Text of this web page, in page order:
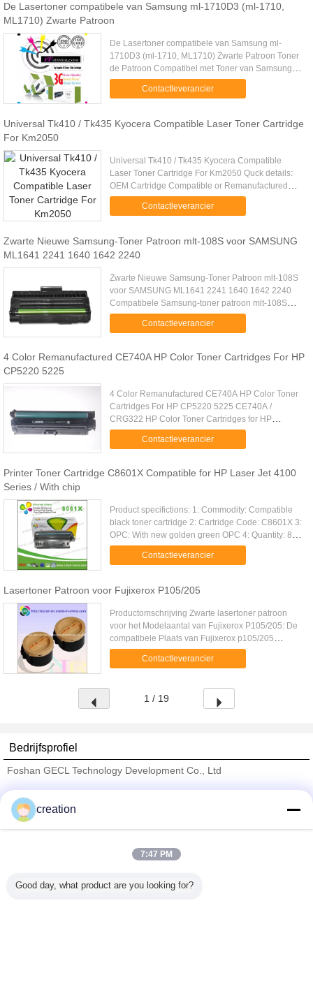
De Lasertoner compatibele van Samsung ml-1710D3 (ml-1710,
ML1710) Zwarte Patroon
De Lasertoner compatibele van Samsung ml-
1710D3 (ml-1710, ML1710) Zwarte Patroon Toner
de Patroon Compatibel met Toner van Samsung
ml-1710D3 is beschikbaar rond aan u bij één van
de beste prijzen. Elke toner ...
Contactleverancier
Universal Tk410 / Tk435 Kyocera Compatible Laser Toner Cartridge
For Km2050
Universal Tk410 / Tk435 Kyocera Compatible
Laser Toner Cartridge For Km2050 Quck details:
OEM Cartridge Compatible or Remanufactured
Color Page Yield For use in TK-410 Compatible
BK 15000P Kyocera KM-1620/ 2020...
Contactleverancier
Zwarte Nieuwe Samsung-Toner Patroon mlt-108S voor SAMSUNG
ML1641 2241 1640 1642 2240
Zwarte Nieuwe Samsung-Toner Patroon mlt-108S
voor SAMSUNG ML1641 2241 1640 1642 2240
Compatibele Samsung-toner patroon mlt-108S
voor SAMSUNG ml-1641/2241/1640/1642/2240
Beschrijving: Basisinformatie: Compatibel...
Contactleverancier
4 Color Remanufactured CE740A HP Color Toner Cartridges For HP
CP5220 5225
4 Color Remanufactured CE740A HP Color Toner
Cartridges For HP CP5220 5225 CE740A /
CRG322 HP Color Toner Cartridges for HP
CP5220 / 5225 A: Basic information: 1: Compatible
new toner cartridge for HP 2: ...
Contactleverancier
Printer Toner Cartridge C8601X Compatible for HP Laser Jet 4100
Series / With chip
Product specifictions: 1: Commodity: Compatible
black toner cartridge 2: Cartridge Code: C8601X 3:
OPC: With new golden green OPC 4: Quantity: 8
pieces for one carton 5: Defective Rate: Less than
0.7% 6: ...Contactleverancier
Lasertoner Patroon voor Fujixerox P105/205
Productomschrijving Zwarte lasertoner patroon
voor het Modelaantal van Fujixerox P105/205: De
compatibele Plaats van Fujixerox p105/205
m105/205 van Oorsprong: Van Guangdong, China
(Vasteland) het Compatibele ...
Contactleverancier
1 / 19
Bedrijfsprofiel
Foshan GECL Technology Development Co., Ltd
Trust Seal
Alle producten
creation
7:47 PM
Good day, what product are you looking for?